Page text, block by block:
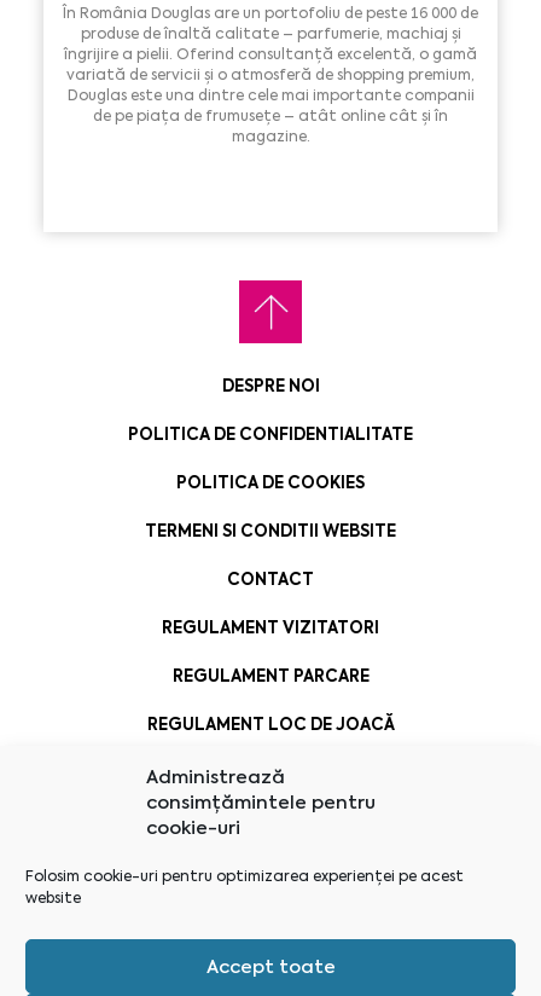
Administrează
consimțămintele pentru
cookie-uri
Folosim cookie-uri pentru optimizarea experienței pe acest
website
Accept toate
În România Douglas are un portofoliu de peste 16 000 de
produse de înaltă calitate – parfumerie, machiaj și
îngrijire a pielii. Oferind consultanță excelentă, o gamă
variată de servicii și o atmosferă de shopping premium,
Douglas este una dintre cele mai importante companii
de pe piața de frumusețe – atât online cât și în
magazine.
DESPRE NOI
POLITICA DE CONFIDENTIALITATE
POLITICA DE COOKIES
TERMENI SI CONDITII WEBSITE
CONTACT
REGULAMENT VIZITATORI
REGULAMENT PARCARE
REGULAMENT LOC DE JOACĂ